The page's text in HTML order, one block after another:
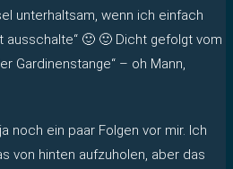
unterhaltsam, wenn ich einfach
ausschalte“ 🙂 🙂 Dicht gefolgt vom
Gardinenstange“ – oh Mann,
noch ein paar Folgen vor mir. Ich
von hinten aufzuholen, aber das